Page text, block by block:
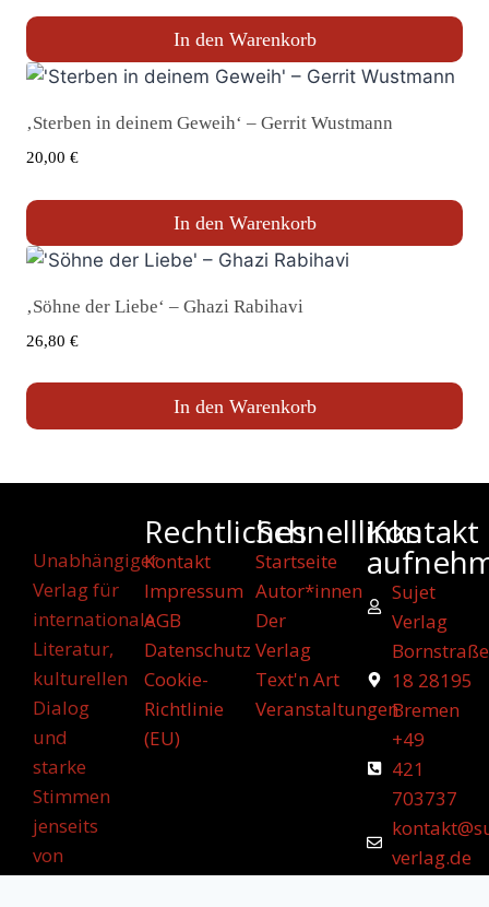
In den Warenkorb
‚Sterben in deinem Geweih‘ – Gerrit Wustmann
20,00 €
In den Warenkorb
‚Söhne der Liebe‘ – Ghazi Rabihavi
26,80 €
In den Warenkorb
Unabhängiger
Verlag für
internationale
Literatur,
kulturellen
Dialog
und
starke
Stimmen
jenseits
von
Rechtliches
Kontakt
Impressum
AGB
Datenschutz
Cookie-
Richtlinie
(EU)
Schnelllinks
Startseite
Autor*innen
Der
Verlag
Text'n Art
Veranstaltungen
Kontakt
Sujet
Verlag
Bornstraße
18 28195
Bremen
+49
421
703737
verlag.de